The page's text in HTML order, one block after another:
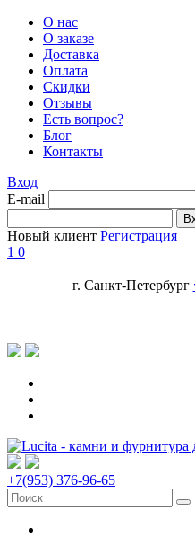
О нас
О заказе
Доставка
Оплата
Скидки
Отзывы
Есть вопрос?
Блог
Контакты
Вход
E-mail
Новый клиент Регистрация
1 0
г. Санкт-Петербург
+7(953) 376-96-65